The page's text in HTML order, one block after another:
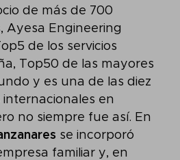
de más de 700
Ayesa Engineering
de los servicios
Top50 de las mayores
y es una de las diez
en
no siempre fue así. En
se incorporó
familiar y, en